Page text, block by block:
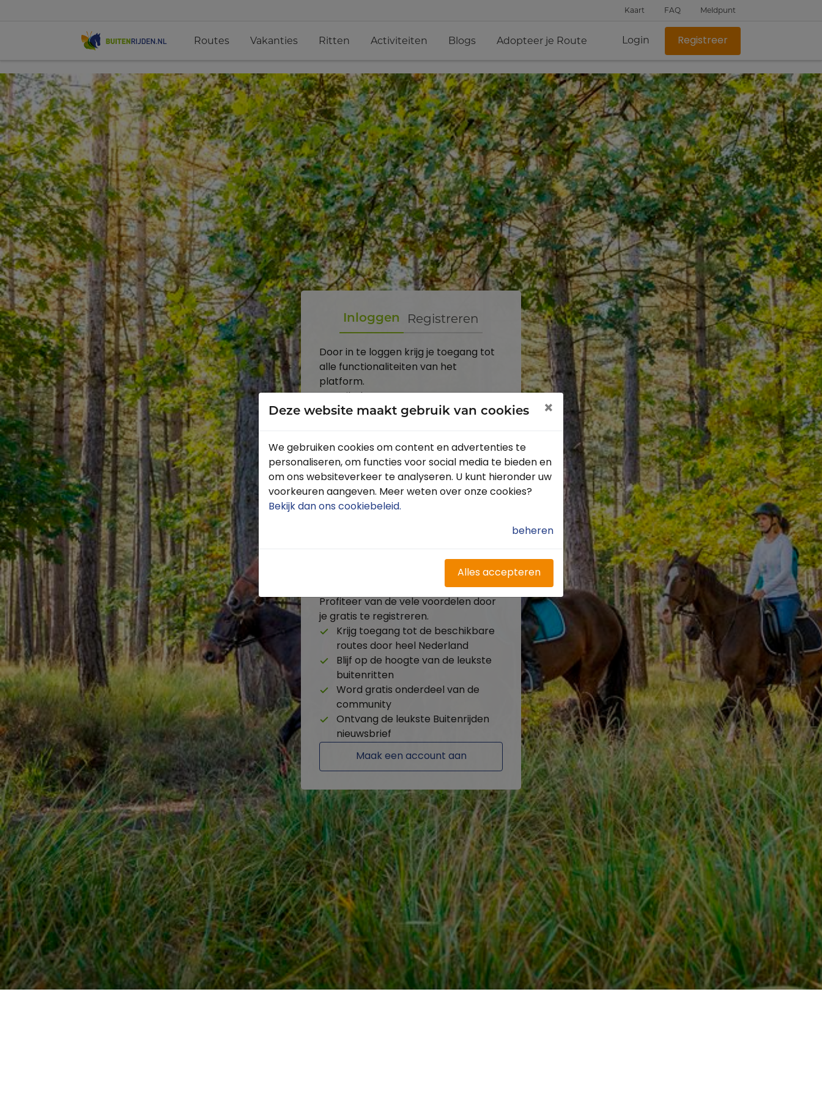
Kaart FAQ Meldpunt
Routes Vakanties Ritten Activiteiten Blogs Adopteer je Route Login Registreer
Inloggen Registreren
Door in te loggen krijg je toegang tot
alle functionaliteiten van het
platform.
Toon
Inloggen
Wachtwoord vergeten?
Heb je nog geen account?
Profiteer van de vele voordelen door
je gratis te registreren.
Krijg toegang tot de beschikbare
routes door heel Nederland
Blijf op de hoogte van de leukste
buitenritten
Word gratis onderdeel van de
community
Ontvang de leukste Buitenrijden
nieuwsbrief
Maak een account aan
Deze website maakt gebruik van cookies ×
We gebruiken cookies om content en advertenties te
personaliseren, om functies voor social media te bieden en
om ons websiteverkeer te analyseren. U kunt hieronder uw
voorkeuren aangeven. Meer weten over onze cookies?
Bekijk dan ons cookiebeleid.
beheren
Alles accepteren